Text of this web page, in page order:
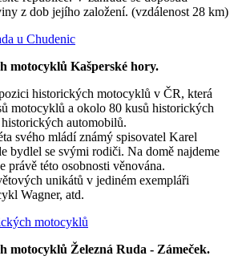
z dob jejího založení. (vzdálenost 28 km)
u Chudenic
motocyklů Kašperské hory.
historických motocyklů v ČR, která
motocyklů a okolo 80 kusů historických
automobilů.
svého mládí známý spisovatel Karel
bydlel se svými rodiči. Na domě najdeme
právě této osobnosti věnována.
unikátů v jediném exempláři
Wagner, atd.
motocyklů
motocyklů Železná Ruda - Zámeček.